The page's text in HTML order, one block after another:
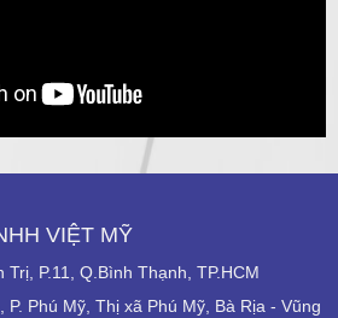
VIỆT MỸ
P.11, Q.Bình Thạnh, TP.HCM
Phú Mỹ, Thị xã Phú Mỹ, Bà Rịa - Vũng